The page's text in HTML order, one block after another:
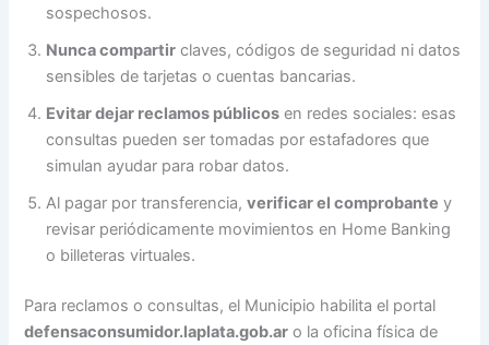
sospechosos.
Nunca compartir claves, códigos de seguridad ni datos
sensibles de tarjetas o cuentas bancarias.
Evitar dejar reclamos públicos en redes sociales: esas
consultas pueden ser tomadas por estafadores que
simulan ayudar para robar datos.
Al pagar por transferencia,verificar el comprobante y
revisar periódicamente movimientos en Home Banking
o billeteras virtuales.
Para reclamos o consultas, el Municipio habilita el portal
defensaconsumidor.laplata.gob.ar o la oficina física de